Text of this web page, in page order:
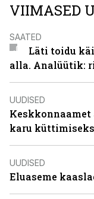
VIIMASED
SAATED
Läti toidu
alla. Analüütik:
UUDISED
karu küttimiseks
UUDISED
Eluaseme